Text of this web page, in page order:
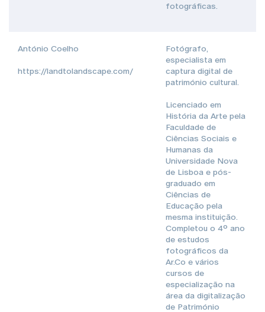
fotográficas.
António Coelho
https://landtolandscape.com/
Fotógrafo,
especialista em
captura digital de
património cultural.
Licenciado em
História da Arte pela
Faculdade de
Ciências Sociais e
Humanas da
Universidade Nova
de Lisboa e pós-
graduado em
Ciências de
Educação pela
mesma instituição.
Completou o 4º ano
de estudos
fotográficos da
Ar.Co e vários
cursos de
especialização na
área da digitalização
de Património